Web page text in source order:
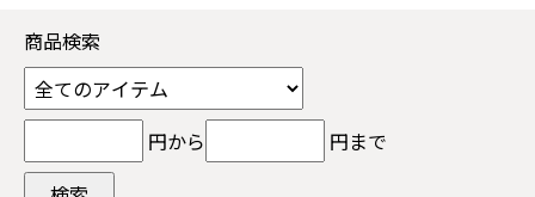
商品検索
円から 円まで